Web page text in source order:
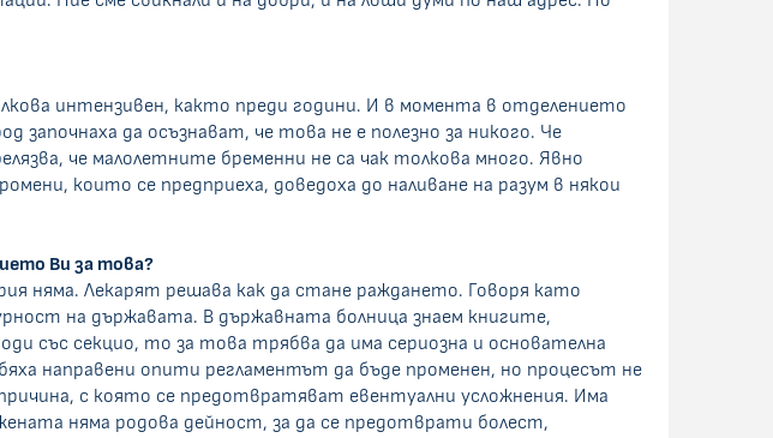
интензивен, както преди години. И в момента в отделението
да осъзнават, че това не е полезно за никого. Че
че малолетните бременни не са чак толкова много. Явно
които се предприеха, доведоха до наливане на разум в някои
Ви за това?
няма. Лекарят решава как да стане раждането. Говоря като
на държавата. В държавната болница знаем книгите,
със секцио, то за това трябва да има сериозна и основателна
направени опити регламентът да бъде променен, но процесът не
с която се предотвратяват евентуални усложнения. Има
няма родова дейност, за да се предотврати болест,